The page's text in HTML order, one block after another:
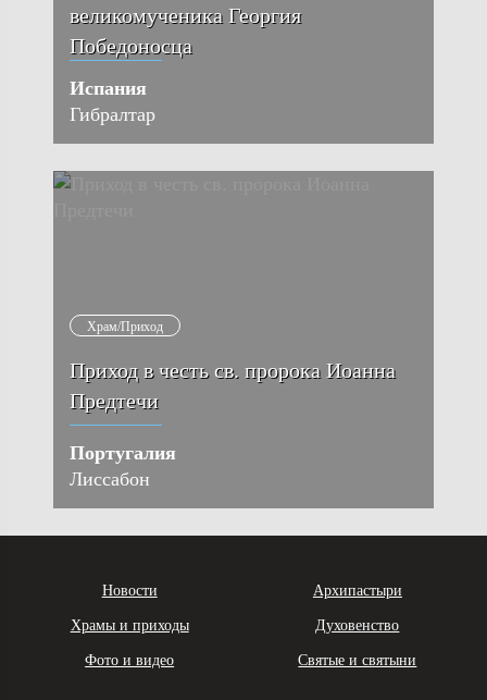
великомученика Георгия
Победоносца
Испания
Гибралтар
Храм/Приход
Приход в честь св. пророка Иоанна
Предтечи
Португалия
Лиссабон
Новости Архипастыри
Храмы и приходы Духовенство
Фото и видео Святые и святыни